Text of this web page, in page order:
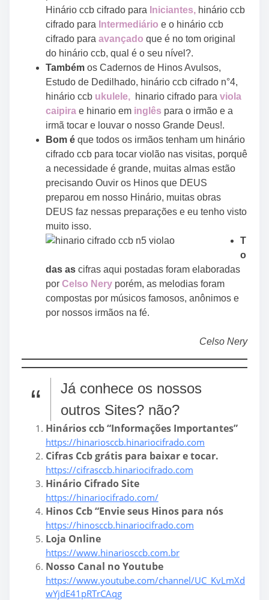
Hinário ccb cifrado para Iniciantes, hinário ccb
cifrado para Intermediário e o hinário ccb
cifrado para avançado que é no tom original
do hinário ccb, qual é o seu nível?.
Também os Cadernos de Hinos Avulsos,
Estudo de Dedilhado, hinário ccb cifrado n°4,
hinário ccb ukulele, hinario cifrado para viola
caipira e hinario em inglês para o irmão e a
irmã tocar e louvar o nosso Grande Deus!.
Bom é que todos os irmãos tenham um hinário
cifrado ccb para tocar violão nas visitas, porquê
a necessidade é grande, muitas almas estão
precisando Ouvir os Hinos que DEUS
preparou em nosso Hinário, muitas obras
DEUS faz nessas preparações e eu tenho visto
muito isso.
T
o
das as cifras aqui postadas foram elaboradas
por Celso Nery porém, as melodias foram
compostas por músicos famosos, anônimos e
por nossos irmãos na fé.
Celso Nery
Já conhece os nossos
outros Sites? não?
Hinários ccb “Informações Importantes”
https://hinariosccb.hinariocifrado.com
Cifras Ccb grátis para baixar e tocar.
https://cifrasccb.hinariocifrado.com
Hinário Cifrado Site
https://hinariocifrado.com/
Hinos Ccb “Envie seus Hinos para nós
https://hinosccb.hinariocifrado.com
Loja Online
https://www.hinariosccb.com.br
Nosso Canal no Youtube
https://www.youtube.com/channel/UC_KvLmXd
wYjdE41pRTrCAqg